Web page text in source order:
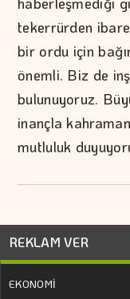
tekerrürden
bir ordu için
önemli. Biz de
bulunuyoruz.
inançla
mutluluk
REKLAM VER
EKONOMİ